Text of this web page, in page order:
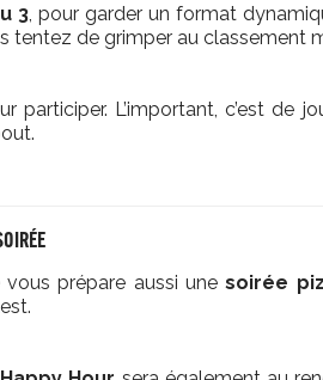
3, pour garder un format
tentez de grimper au classement
participer. L’important, c’est de
prépare aussi unesoirée